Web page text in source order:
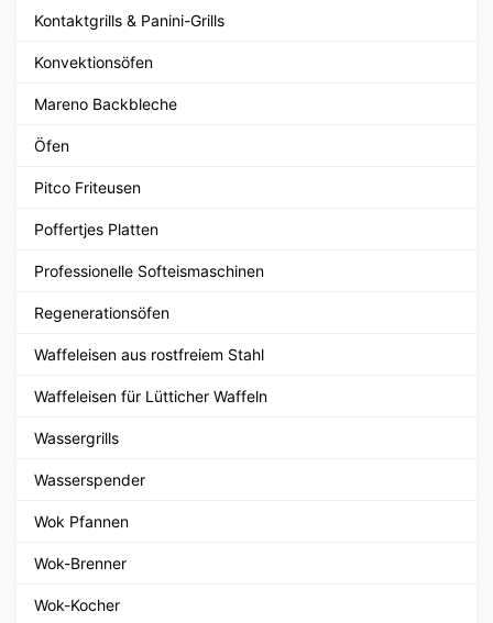
Kontaktgrills & Panini-Grills
Konvektionsöfen
Mareno Backbleche
Öfen
Pitco Friteusen
Poffertjes Platten
Professionelle Softeismaschinen
Regenerationsöfen
Waffeleisen aus rostfreiem Stahl
Waffeleisen für Lütticher Waffeln
Wassergrills
Wasserspender
Wok Pfannen
Wok-Brenner
Wok-Kocher